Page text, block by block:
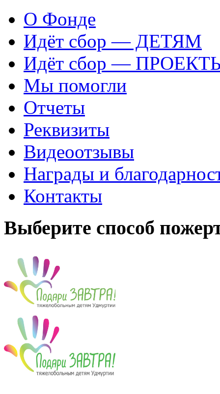
О Фонде
Идёт сбор — ДЕТЯМ
Идёт сбор —
Мы помогли
Отчеты
Реквизиты
Видеоотзывы
Награды и
Контакты
Выберите способ